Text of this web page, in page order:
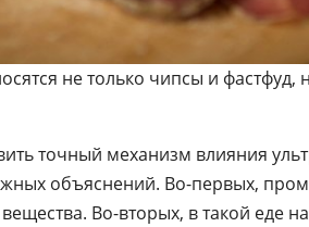
не только чипсы и
точный механизм влияния
объяснений. Во-первых,
Во-вторых, в такой еде